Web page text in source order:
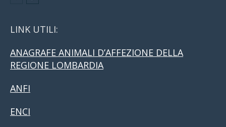
LINK UTILI:
ANAGRAFE ANIMALI D’AFFEZIONE DELLA
REGIONE LOMBARDIA
ANFI
ENCI